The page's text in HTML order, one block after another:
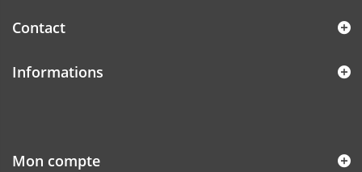
Contact
Informations
Mon compte